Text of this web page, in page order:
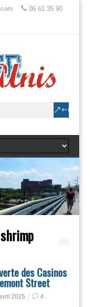
06 61 35 90
shrimp
des Casinos
Street
2025
4